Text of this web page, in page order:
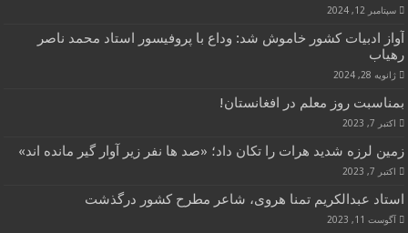
سپتامبر 12, 2024
آواز ادبیات کشور خاموش شد: وداع با پروفیسور استاد محمد ناصر
رهیاب
ژانویه 28, 2024
بمناسبت روز معلم در افغانستان!
اکتبر 7, 2023
زمین لرزه شدید هرات را تکان داد؛ «صد ها نفر زیر آوار گیر مانده اند»
اکتبر 7, 2023
استاد عبدالکریم تمنا هروی، شاعر مطرح کشور درگذشت
آگوست 11, 2023